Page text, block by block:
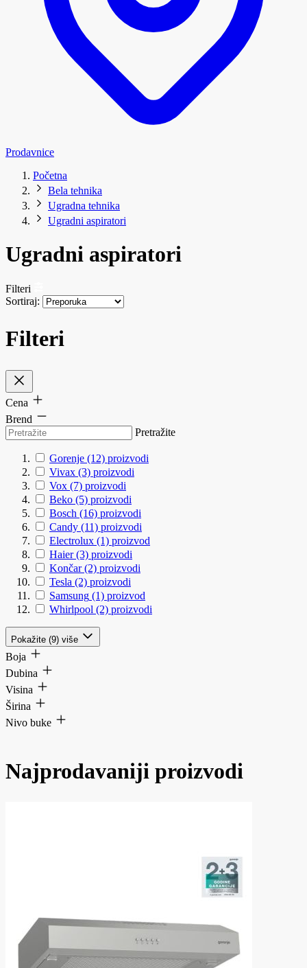
Prodavnice
Početna
Bela tehnika
Ugradna tehnika
Ugradni aspiratori
Ugradni aspiratori
Filteri
Sortiraj:
Filteri
Cena
Brend
Pretražite
Gorenje (12) proizvodi
Vivax (3) proizvodi
Vox (7) proizvodi
Beko (5) proizvodi
Bosch (16) proizvodi
Candy (11) proizvodi
Electrolux (1) proizvod
Haier (3) proizvodi
Končar (2) proizvodi
Tesla (2) proizvodi
Samsung (1) proizvod
Whirlpool (2) proizvodi
Pokažite (9) više
Boja
Dubina
Visina
Širina
Nivo buke
Najprodavaniji proizvodi